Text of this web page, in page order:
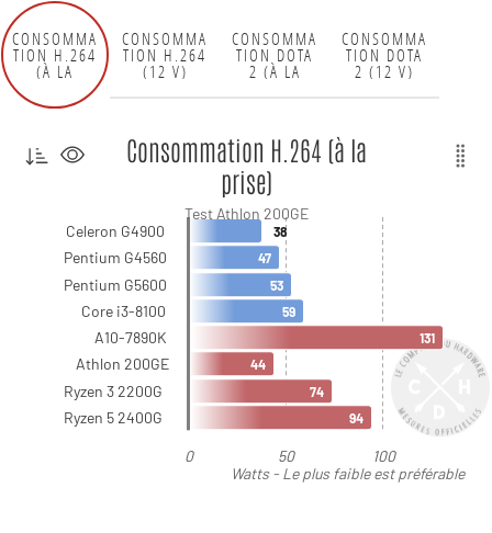
CONSOMMA
TION H.264
(À LA
CONSOMMA
TION H.264
(12 V)
CONSOMMA
TION DOTA
2 (À LA
CONSOMMA
TION DOTA
2 (12 V)
Watts - Le plus faible est préférable
Consommation H.264 (à la
prise)
Test Athlon 200GE
0 50 100
Celeron G4900
Pentium G4560
Pentium G5600
Core i3-8100
A10-7890K
Athlon 200GE
Ryzen 3 2200G
Ryzen 5 2400G
47
53
59
131
44
74
94
38